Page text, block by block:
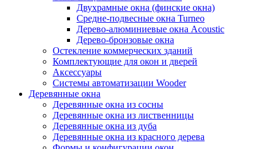
Двухрамные окна (финские окна)
Средне-подвесные окна Turneo
Дерево-алюминиевые окна Acoustic
Дерево-бронзовые окна
Остекление коммерческих зданий
Комплектующие для окон и дверей
Аксессуары
Системы автоматизации Wooder
Деревянные окна
Деревянные окна из сосны
Деревянные окна из лиственницы
Деревянные окна из дуба
Деревянные окна из красного дерева